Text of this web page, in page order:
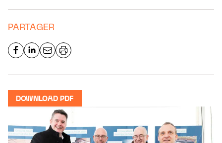
PARTAGER
DOWNLOAD PDF